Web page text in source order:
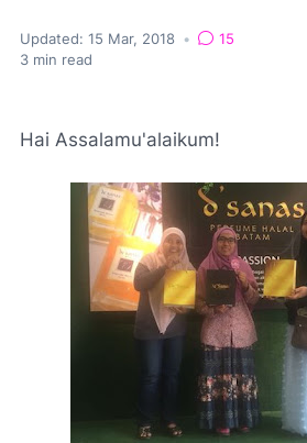
Updated: 15 Mar, 2018 •
15
3 min read
Hai Assalamu'alaikum!